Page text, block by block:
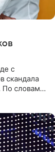
с
скандала
По словам